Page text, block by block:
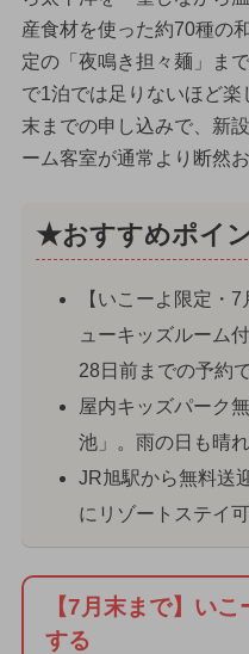
産食材を使った約70種の
定の「夜鳴き担々麺」ま
で1泊では足りないほど楽
末までの申し込みで、新
ーム客室が通常より断然お
★おすすめポイ
【いこーよ限定・
ューキッズルーム
28日前までの予約
屋内キッズパーク
池」。雨の日も晴
JR旭駅から無料送
にリゾートステイ
【7月末まで】い
する